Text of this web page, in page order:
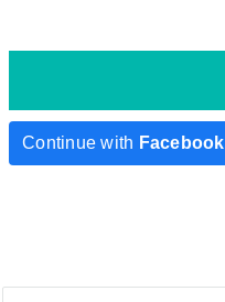
Continue with Facebook